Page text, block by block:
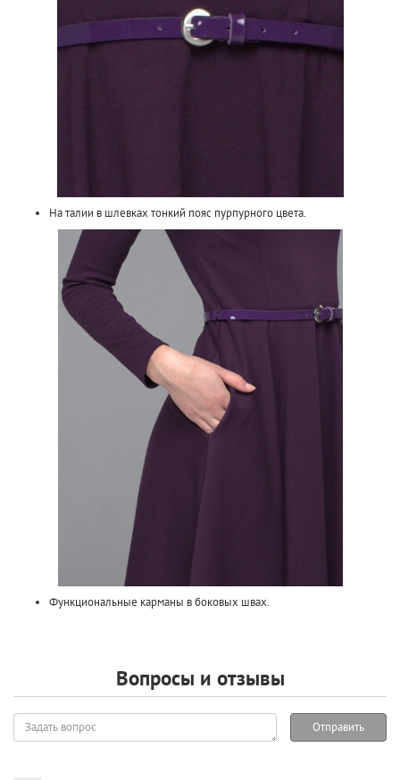
На талии в шлевках тонкий пояс пурпурного цвета.
Функциональные карманы в боковых швах.
Вопросы и отзывы
Задать
вопрос
Отправить